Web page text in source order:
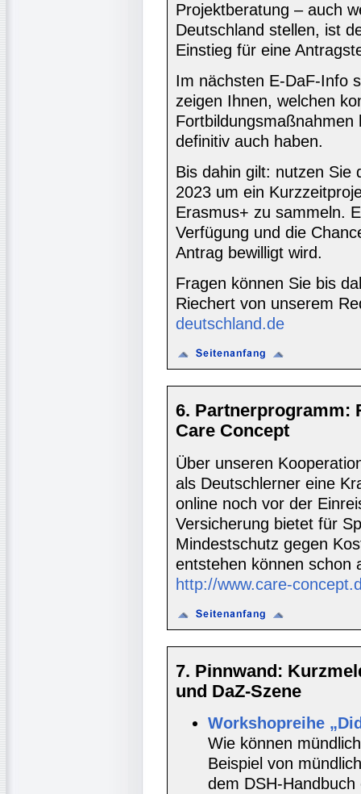
Projektberatung – auch
Deutschland stellen, ist
Einstieg für eine
Im nächsten E-DaF-Info
zeigen Ihnen, welchen
definitiv auch haben.
Bis dahin gilt: nutzen Sie
2023 um ein
Erasmus+ zu sammeln.
Verfügung und die
Antrag bewilligt wird.
Fragen können Sie bis
Riechert von unserem
deutschland.de
6. Partnerprogramm:
Care Concept
Über unseren
als Deutschlerner eine
online noch vor der
Versicherung bietet für
Mindestschutz gegen
entstehen können schon
http://www.care-
7. Pinnwand:
und DaZ-Szene
Workshopreihe
Wie können
Beispiel von
dem DSH-